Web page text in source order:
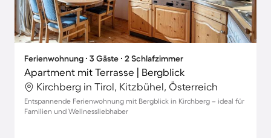
Ferienwohnung ∙ 3 Gäste ∙ 2 Schlafzimmer
Apartment mit Terrasse | Bergblick
Kirchberg in Tirol, Kitzbühel, Österreich
Entspannende Ferienwohnung mit Bergblick in Kirchberg – ideal für
Familien und Wellnessliebhaber